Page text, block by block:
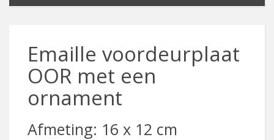
Emaille voordeurplaat
OOR met een
ornament
Afmeting: 16 x 12 cm